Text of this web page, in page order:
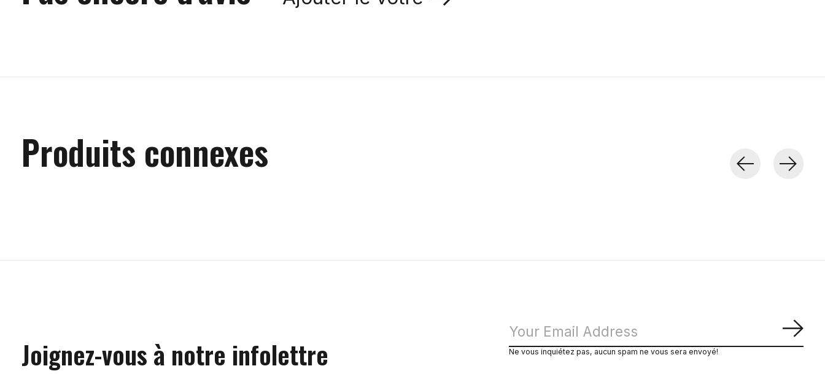
Produits connexes
Joignez-vous à notre infolettre Ne vous inquiétez pas, aucun spam ne vous sera envoyé!